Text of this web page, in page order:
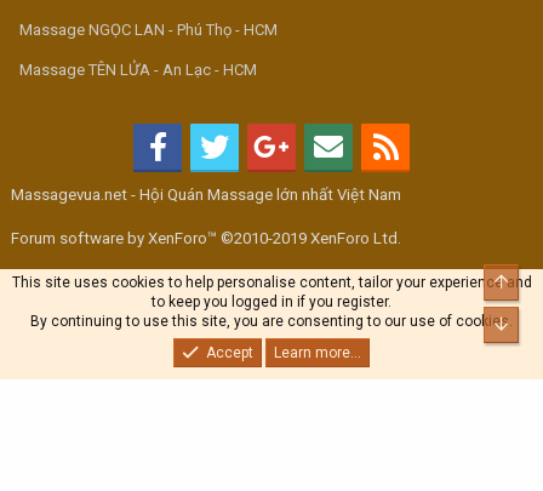
Massage NGỌC LAN - Phú Thọ - HCM
Massage TÊN LỬA - An Lạc - HCM
Massagevua.net - Hội Quán Massage lớn nhất Việt Nam
Forum software by XenForo™ ©2010-2019 XenForo Ltd.
This site uses cookies to help personalise content, tailor your experience and
to keep you logged in if you register.
By continuing to use this site, you are consenting to our use of cookies.
Accept
Learn more...
Top